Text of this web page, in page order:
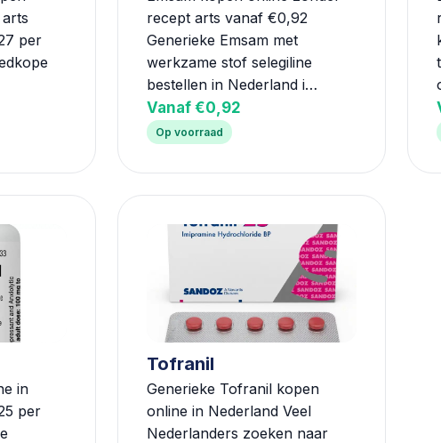
per
recept arts vanaf €0,92
Generieke Emsam met
werkzame stof selegiline
bestellen in Nederland i…
Vanaf €0,92
Op voorraad
in
per
Tofranil
Generieke Tofranil kopen
online in Nederland Veel
Nederlanders zoeken naar